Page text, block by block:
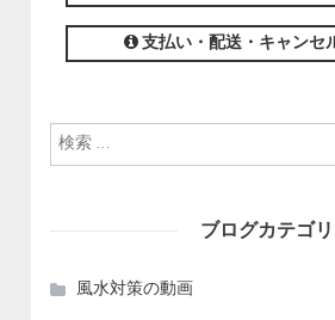
支払い・配送・キャンセ
ブログカテゴリ
風水対策の動画